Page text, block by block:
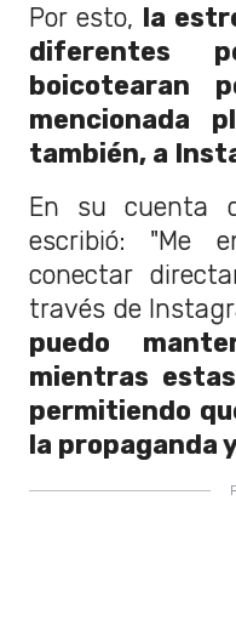
Por esto, la
diferentes
boicotearan
mencionada
también, a
En su cuenta
escribió: "Me
conectar
través de
puedo
mientras
permitiendo
la propaganda